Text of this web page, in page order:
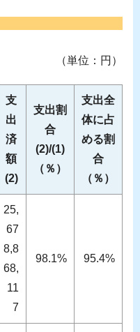
（単位：円）
支
出
済
額
(2)
支出割
合
(2)/(1)
（％）
支出全
体に占
める割
合
（％）
25,
67
8,8
68,
11
7
98.1% 95.4%